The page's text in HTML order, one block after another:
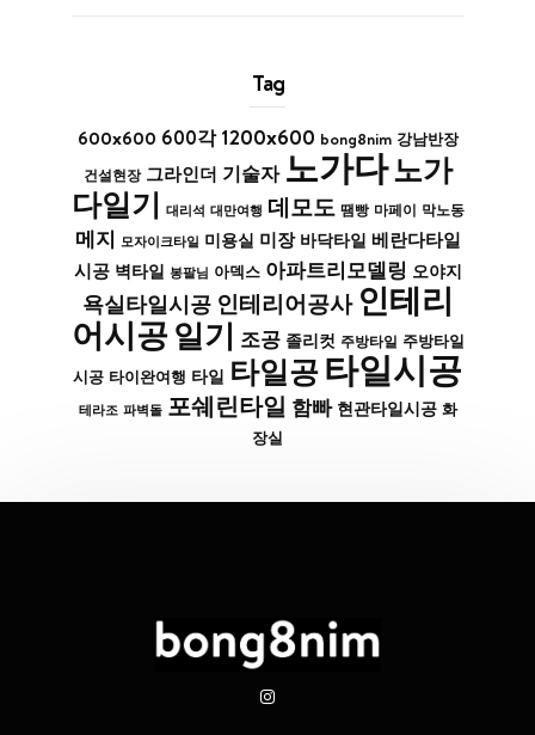
Tag
600x600 600각 1200x600 bong8nim 강남반장
건설현장 그라인더 기술자 노가다노가
다일기 대리석 대만여행 데모도 땜빵 마페이 막노동
메지 모자이크타일 미용실 미장 바닥타일 베란다타일
시공 벽타일 봉팔님 아덱스 아파트리모델링 오야지
욕실타일시공 인테리어공사 인테리
어시공 일기 조공 졸리컷 주방타일 주방타일
시공 타이완여행 타일 타일공타일시공
테라조 파벽돌 포쉐린타일 함빠 현관타일시공 화
장실